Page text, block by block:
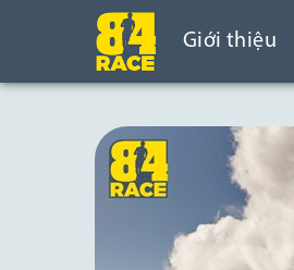
Giới thiệu